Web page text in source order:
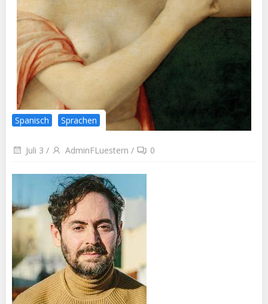
Spanisch Sprachen
Juli 3 / AdminFLuestern / 0